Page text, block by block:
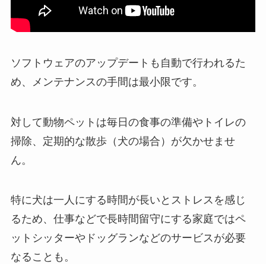
ソフトウェアのアップデートも自動で行われるた
め、メンテナンスの手間は最小限です。
対して動物ペットは毎日の食事の準備やトイレの
掃除、定期的な散歩（犬の場合）が欠かせませ
ん。
特に犬は一人にする時間が長いとストレスを感じ
るため、仕事などで長時間留守にする家庭ではペ
ットシッターやドッグランなどのサービスが必要
なることも。